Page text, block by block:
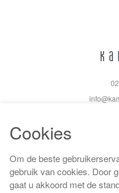
Cookies
Om de beste
gebruik van cookies. Door
gaat u akkoord met de